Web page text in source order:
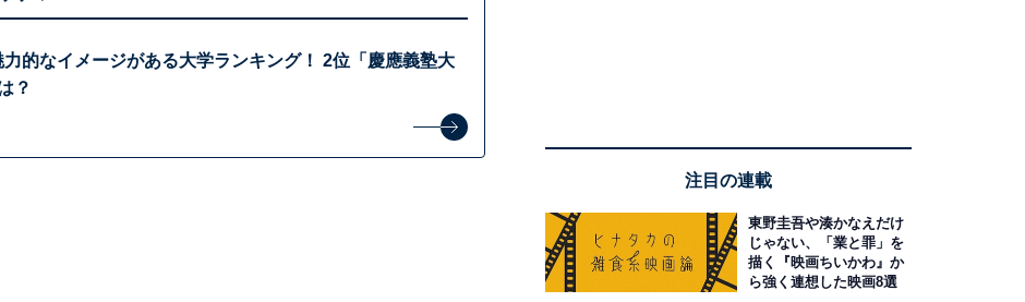
的なイメージがある大学ランキング！ 2位「慶應義塾大
？
注目の連載
東野圭吾や湊かなえだけ
じゃない、「業と罪」を
描く『映画ちいかわ』か
ら強く連想した映画8選